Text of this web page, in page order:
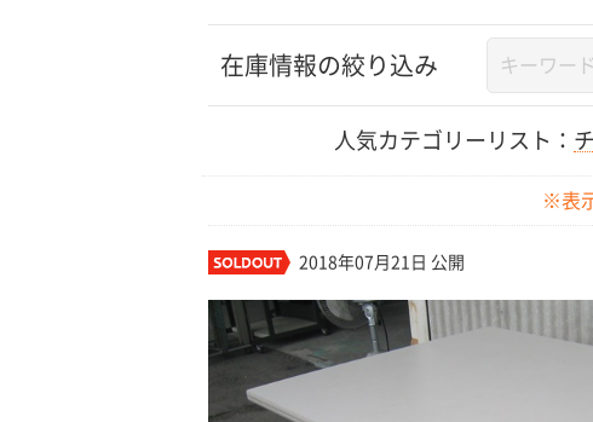
在庫情報の絞り込み
人気カテゴリーリスト：
※表
2018年07月21日 公開